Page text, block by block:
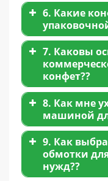
Объем
конфет
больших
машина
более
Тип
способна
вами
пленка,
6. Какие
Мягкие
Твердые
леденцы,
Конфеты
процессе
7. Каковы
конфет??
8. Как мне
машиной
9. Как
обмотки
нужд??